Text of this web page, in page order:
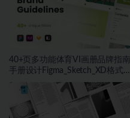
40+页多功能体育VI画册品牌指南
手册设计Figma_Sketch_XD格式